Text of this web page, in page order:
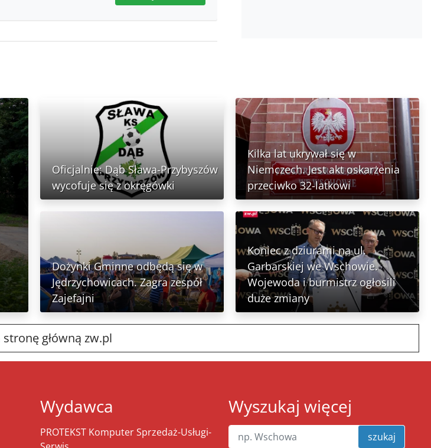
Oficjalnie: Dąb Sława-Przybyszów
wycofuje się z okręgówki
Kilka lat ukrywał się w
Niemczech. Jest akt oskarżenia
przeciwko 32-latkowi
Dożynki Gminne odbędą się w
Jędrzychowicach. Zagra zespół
Zajefajni
Koniec z dziurami na ul.
Garbarskiej we Wschowie.
Wojewoda i burmistrz ogłosili
duże zmiany
główną zw.pl
Wydawca
PROTEKST Komputer Sprzedaż-Usługi-
Wyszukaj więcej
szukaj